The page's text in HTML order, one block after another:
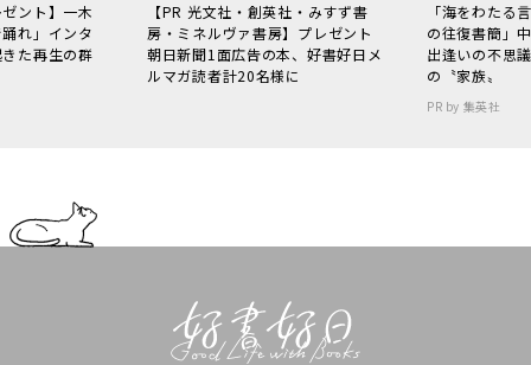
ント】一木
れ」インタ
た再生の群
【PR 光文社・創英社・みすず書
房・ミネルヴァ書房】プレゼント
朝日新聞1面広告の本、好書好日メ
ルマガ読者計20名様に
「海をわた
の往復書簡」
出逢いの不思
の〝家族〟
PR by 集英社